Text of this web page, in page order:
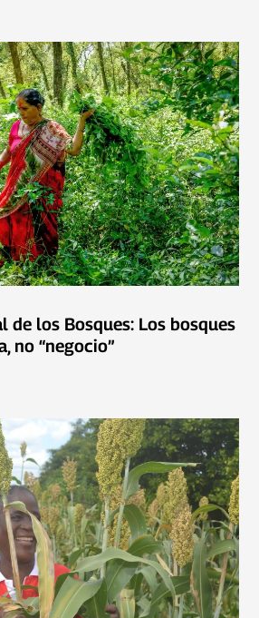
de los Bosques: Los bosques
no “negocio”